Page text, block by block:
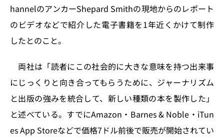
hannelのアンカーShepard Smithの現地からのレポート
のビデオなどで紹介した電子書籍を1年近くかけて制作
したとのこと。
両社は「読者にこの社会的に大きな意味を持つ出来事
にじっくりと向き合ってもらうために、ジャーナリズム
と出版の強みを統合して、新しい種類の本を製作した」
と述べている。すでにAmazon・Barnes & Noble・iTun
es App Storeなどで価格7ドル前後で販売が開始されてい